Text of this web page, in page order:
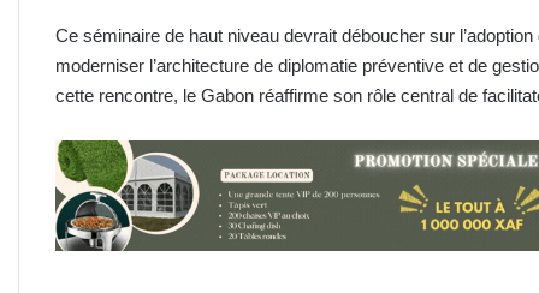
Ce séminaire de haut niveau devrait déboucher sur
moderniser l’architecture de diplomatie préventive et de
cette rencontre, le Gabon réaffirme son rôle central de